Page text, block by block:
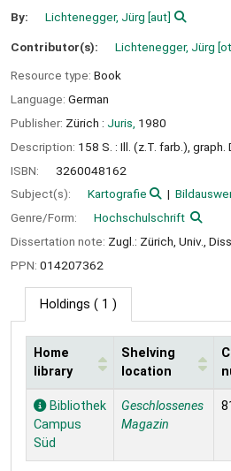
By: Lichtenegger, Jürg [aut]
Contributor(s): Lichtenegger, Jürg
Resource type: Book
Language: German
Publisher: Zürich : Juris, 1980
Description: 158 S. : Ill. (z.T. farb.), graph.
ISBN:
3260048162
Subject(s):
Kartografie
Genre/Form:
Hochschulschrift
Dissertation note: Zugl.: Zürich, Univ.,
PPN: 014207362
Holdings ( 1 )
Holdings
Home
library
Shelving
location
Bibliothek
Campus
Süd
Geschlossenes
Magazin